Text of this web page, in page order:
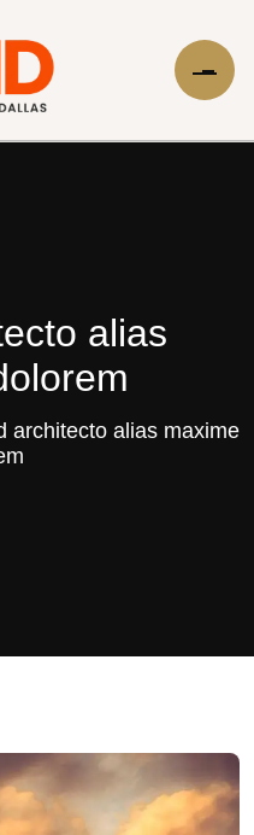
alias
architecto alias maxime